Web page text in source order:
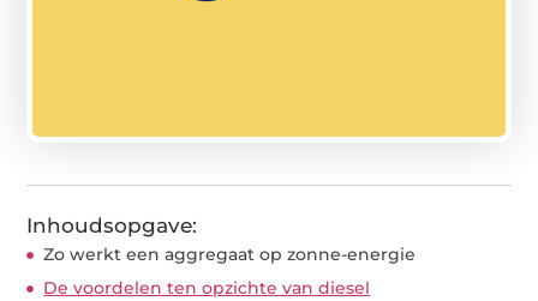
Inhoudsopgave:
Zo werkt een aggregaat op zonne-energie
De voordelen ten opzichte van diesel